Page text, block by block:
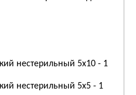
нестерильный 5х10 - 1
нестерильный 5х5 - 1